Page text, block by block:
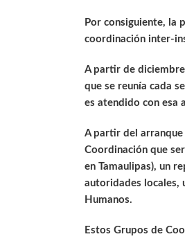
Por consiguiente, la
coordinación inter-
A partir de
que se reunía cada
es atendido con esa
A partir del
Coordinación que
en Tamaulipas), un
autoridades locales,
Humanos.
Estos Grupos de